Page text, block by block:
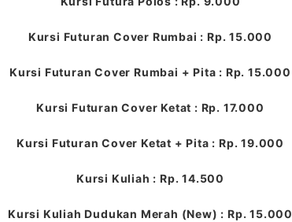
Kursi Futuran Cover Rumbai : Rp. 15.000
Kursi Futuran Cover Rumbai + Pita : Rp. 15.000
Kursi Futuran Cover Ketat : Rp. 17.000
Kursi Futuran Cover Ketat + Pita : Rp. 19.000
Kursi Kuliah : Rp. 14.500
Kursi Kuliah Dudukan Merah (New) : Rp. 15.000